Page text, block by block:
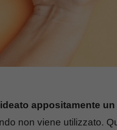
appositamente
non viene utilizzato.